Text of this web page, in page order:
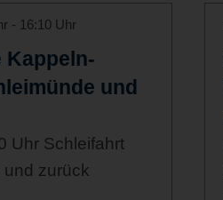
- 16:10 Uhr
Kappeln-
und
Uhr Schleifahrt
zurück